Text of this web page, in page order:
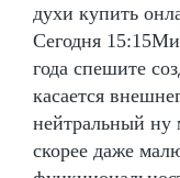
духи купить
Сегодня
года спешите
касается
нейтральный ну
скорее даже